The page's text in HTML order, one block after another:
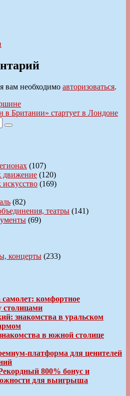
вам необходимо авторизоваться.
Британии» стартует в Лондоне
Поиск
(107)
движение (120)
искусство (169)
(82)
театры (141)
(69)
концерты (233)
комфортное
столицами
знакомства в уральском
в южной столице
платформа для ценителей
800% бонус и
для выигрыша